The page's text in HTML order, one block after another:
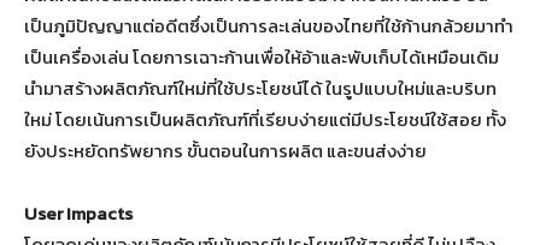
เป็นภูมิปัญญาแต่อดีตซึ่งเป็นการละเล่นของไทยที่ใช้ก้านกล้วยมาทำ
เป็นเครื่องเล่น โดยการเฉาะก้านเพื่อให้อ้าและพับเก็บได้เหมือนเดิม
นำมาสร้างผลิตภัณฑ์ใหม่ที่ใช้ประโยชน์ได้ ในรูปแบบใหม่และบริบท
ใหม่ โดยเน้นการเป็นผลิตภัณฑ์ที่เรียบง่ายแต่มีประโยชน์ใช้สอย ทั้ง
ยังประหยัดทรัพยากร ขั้นตอนในการผลิต และขนส่งง่าย
User Impacts